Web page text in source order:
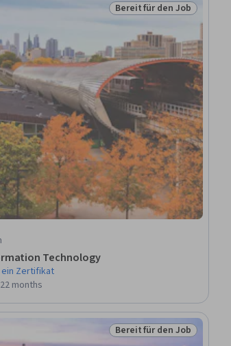
Status: Bereit für den
Bereit für den Job
Technology
Zertifikat
months
Status: Bereit für den
Bereit für den Job